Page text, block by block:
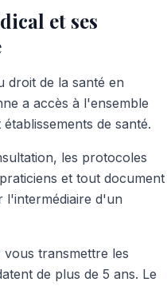
et ses
droit de la santé en
a accès à l'ensemble
de santé.
les protocoles
et tout document
l'intermédiaire d'un
vous transmettre les
de plus de 5 ans. Le